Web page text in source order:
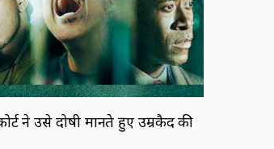
ने उसे दोषी मानते हुए उम्रकैद की